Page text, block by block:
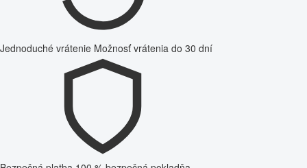
Jednoduché vrátenie Možnosť vrátenia do 30 dní